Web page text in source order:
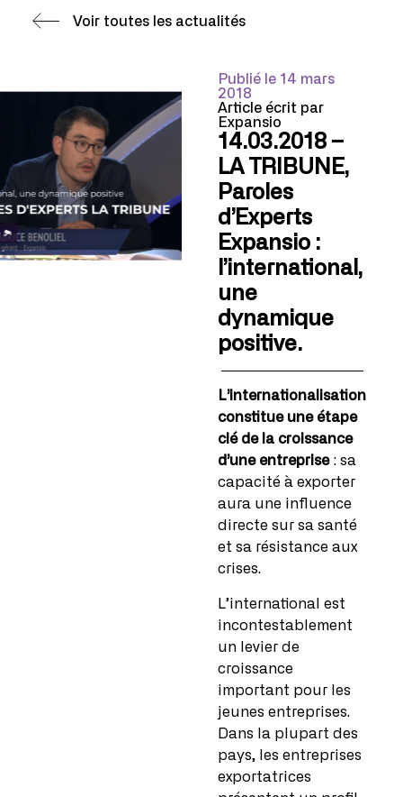
Voir toutes les actualités
Publié le 14 mars
2018
Article écrit par
Expansio
14.03.2018 –
LA TRIBUNE,
Paroles
d’Experts
Expansio :
l’international,
une
dynamique
positive.
L’internationalisation
constitue une étape
clé de la croissance
d’une entreprise: sa
capacité à exporter
aura une influence
directe sur sa santé
et sa résistance aux
crises.
L’international est
incontestablement
un levier de
croissance
important pour les
jeunes entreprises.
Dans la plupart des
pays, les entreprises
exportatrices